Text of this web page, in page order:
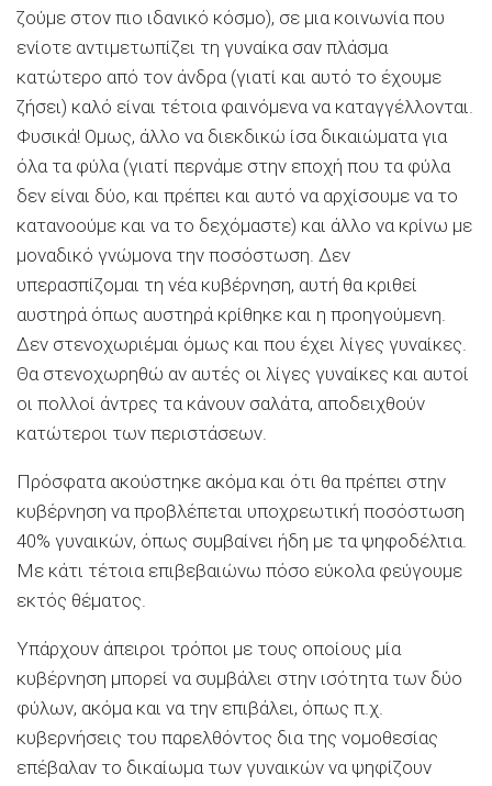
ζούμε στον πιο ιδανικό κόσμο), σε μια κοινωνία που
ενίοτε αντιμετωπίζει τη γυναίκα σαν πλάσμα
κατώτερο από τον άνδρα (γιατί και αυτό το έχουμε
ζήσει) καλό είναι τέτοια φαινόμενα να καταγγέλλονται.
Φυσικά! Ομως, άλλο να διεκδικώ ίσα δικαιώματα για
όλα τα φύλα (γιατί περνάμε στην εποχή που τα φύλα
δεν είναι δύο, και πρέπει και αυτό να αρχίσουμε να το
κατανοούμε και να το δεχόμαστε) και άλλο να κρίνω με
μοναδικό γνώμονα την ποσόστωση. Δεν
υπερασπίζομαι τη νέα κυβέρνηση, αυτή θα κριθεί
αυστηρά όπως αυστηρά κρίθηκε και η προηγούμενη.
Δεν στενοχωριέμαι όμως και που έχει λίγες γυναίκες.
Θα στενοχωρηθώ αν αυτές οι λίγες γυναίκες και αυτοί
οι πολλοί άντρες τα κάνουν σαλάτα, αποδειχθούν
κατώτεροι των περιστάσεων.
Πρόσφατα ακούστηκε ακόμα και ότι θα πρέπει στην
κυβέρνηση να προβλέπεται υποχρεωτική ποσόστωση
40% γυναικών, όπως συμβαίνει ήδη με τα ψηφοδέλτια.
Με κάτι τέτοια επιβεβαιώνω πόσο εύκολα φεύγουμε
εκτός θέματος.
Υπάρχουν άπειροι τρόποι με τους οποίους μία
κυβέρνηση μπορεί να συμβάλει στην ισότητα των δύο
φύλων, ακόμα και να την επιβάλει, όπως π.χ.
κυβερνήσεις του παρελθόντος δια της νομοθεσίας
επέβαλαν το δικαίωμα των γυναικών να ψηφίζουν